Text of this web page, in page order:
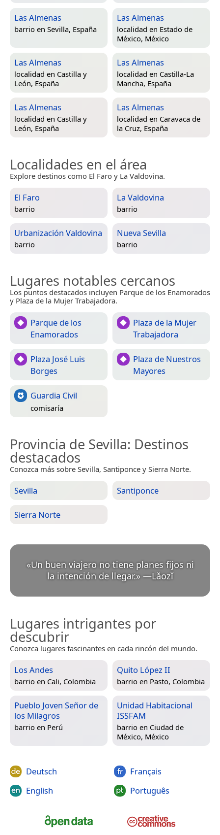
Las Almenas
barrio en Sevilla, España
Las Almenas
localidad en Estado de
México, México
Las Almenas
localidad en Castilla y
León, España
Las Almenas
localidad en Castilla-La
Mancha, España
Las Almenas
localidad en Castilla y
León, España
Las Almenas
localidad en Caravaca de
la Cruz, España
Localidades en el área
Explore destinos como El Faro y La Valdovina.
El Faro
barrio
La Valdovina
barrio
Urbanización Valdovina
barrio
Nueva Sevilla
barrio
Lugares notables cercanos
Los puntos destacados incluyen Parque de los Enamorados
y Plaza de la Mujer Trabajadora.
Parque de los
Enamorados
Plaza de la Mujer
Trabajadora
Plaza José Luis
Borges
Plaza de Nuestros
Mayores
Guardia Civil
comisaría
Provincia de Sevilla: Destinos
destacados
Conozca más sobre Sevilla, Santiponce y Sierra Norte.
Sevilla Santiponce
Sierra Norte
«Un buen viajero no tiene planes fijos ni
la intención de llegar.» —Lǎozǐ
Lugares intrigantes por
descubrir
Conozca lugares fascinantes en cada rincón del mundo.
Los Andes
barrio en Cali, Colombia
Quito López II
barrio en Pasto, Colombia
Pueblo Joven Señor de
los Milagros
barrio en Perú
Unidad Habitacional
ISSFAM
barrio en Ciudad de
México, México
Deutsch
English
Français
Português